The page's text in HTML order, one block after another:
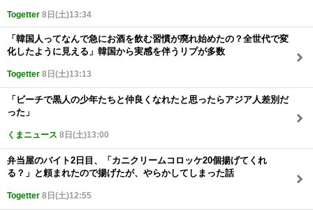
Togetter 8日(土)13:34
「韓国人ってなんで急にお酒を飲む習慣が廃れ始めたの？全世代で変
化したように見える」韓国から実感を伴うリプが多数
Togetter 8日(土)13:13
「ビーチで黒人の少年たちと仲良くなれたと思ったらアジア人差別だ
った」
くまニュース 8日(土)13:00
弁当屋のバイト2日目、「カニクリームコロッケ20個揚げてくれ
る？」と頼まれたので揚げたが、やらかしてしまった話
Togetter 8日(土)12:55